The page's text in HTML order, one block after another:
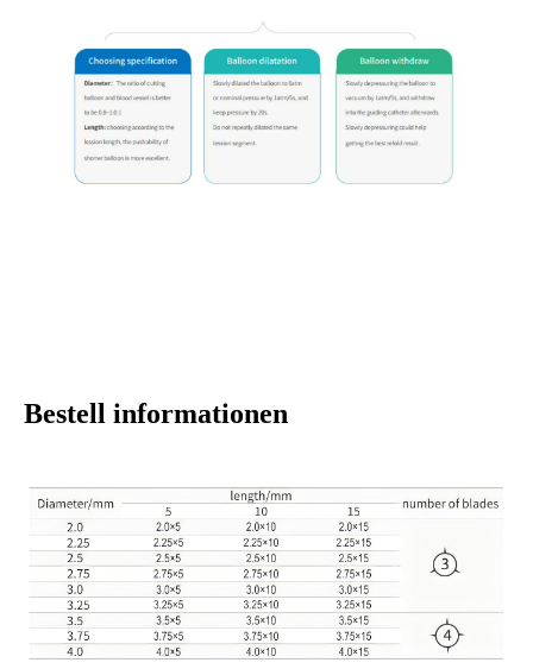
Bestell informationen